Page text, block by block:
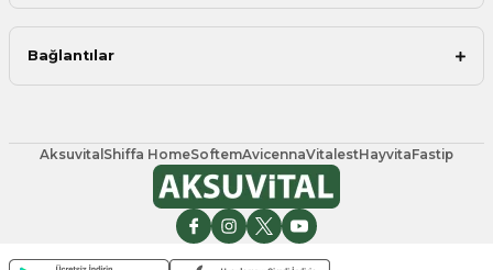
Bağlantılar
Aksuvital Shiffa HomeSoftemAvicennaVitalestHayvitaFastip